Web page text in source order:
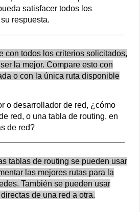
satisfacer todos los
respuesta.
con todos los criterios solicitados,
la mejor. Compare esto con
o con la única ruta disponible
o desarrollador de red, ¿cómo
red, o una tabla de routing, en
de red?
tablas de routing se pueden usar
las mejores rutas para la
También se pueden usar
de una red a otra.